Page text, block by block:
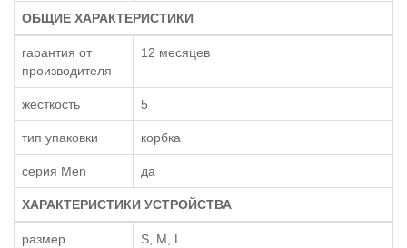
ОБЩИЕ ХАРАКТЕРИСТИКИ
гарантия от
производителя
12 месяцев
жесткость 5
тип упаковки корбка
серия Men да
ХАРАКТЕРИСТИКИ УСТРОЙСТВА
размер
S, M, L